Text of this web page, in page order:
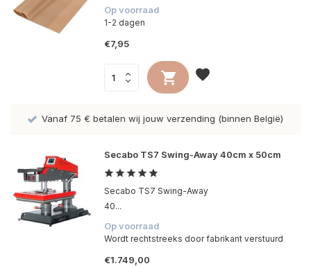
Op voorraad
1-2 dagen
€7,95
Vanaf 75 € betalen wij jouw verzending (binnen België)
Secabo TS7 Swing-Away 40cm x 50cm
Secabo TS7 Swing-Away
40...
Op voorraad
Wordt rechtstreeks door fabrikant verstuurd
€1.749,00